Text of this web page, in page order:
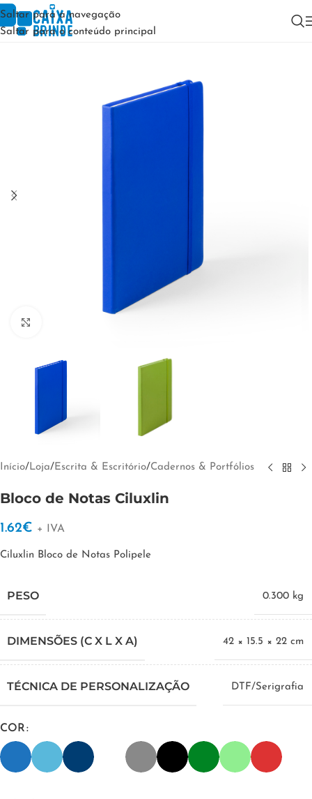
Saltar para a navegação
Saltar para o conteúdo principal
Início/Loja/Escrita & Escritório/Cadernos & Portfólios
Bloco de Notas Ciluxlin
1.62€ + IVA
Ciluxlin Bloco de Notas Polipele
PESO 0.300 kg
DIMENSÕES (C X L X A) 42 × 15.5 × 22 cm
TÉCNICA DE PERSONALIZAÇÃO DTF/Serigrafia
COR